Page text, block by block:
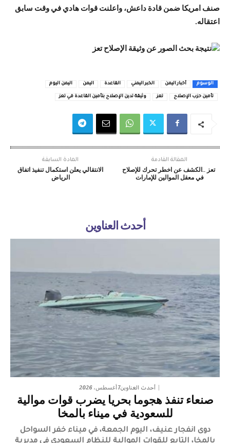
صنف امريكا ضمن قادة داعش، واعلنت قوات هادي في وقت سابق
اعتقاله.
الوسوم أخبار اليمن الخبر اليمني القاعدة اليمن اليمن اليوم
تأمين حزب الإصلاح تعز وثيقة تدين الإصلاح بتأمين القاعدة في تعز
المادة السابقة
الانتقالي يعلن استكمال تنفيذ اتفاق
الرياض
المقالة القادمة
تعز ..الكشف عن اخطر تحرك للإصلاح
في معقل الموالين للإمارات
أحدث العناوين
أحدث العناوين7 أغسطس، 2026
صنعاء تنفذ هجوما بحريا يضرب قوات موالية
للسعودية في ميناء بالمخا
دوى انفجار عنيف، اليوم الجمعة، في ميناء خفر السواحل